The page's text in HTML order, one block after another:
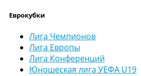
Еврокубки
Лига Чемпионов
Лига Европы
Лига Конференций
Юношеская лига УЕФА U19